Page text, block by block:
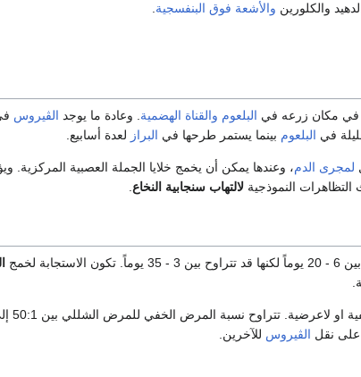
والكلورين والأشعة فوق البنفسجية
في مكان زرعه في البلعوم والقناة الهضمية. وعادة ما يوجد الڤيروس
في البلعوم بينما يستمر طرحها في البراز لعدة أسابيع.
لمجرى الدم، وعندها يمكن أن يخمج خلايا الجملة العصبية المركزية.
التظاهرات النموذجية لالتهاب سنجابية النخاع.
الاستجابة لخمج
على نقل الڤيروس للآخرين.